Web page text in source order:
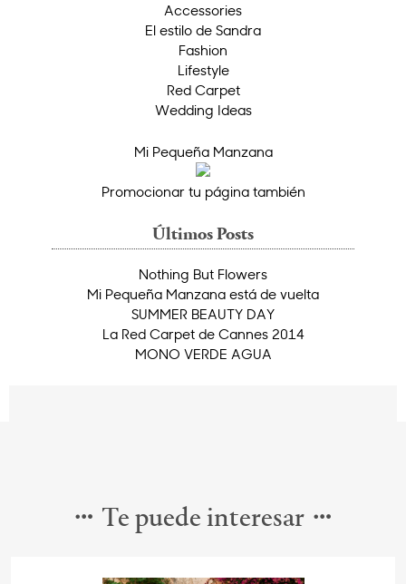
Accessories
El estilo de Sandra
Fashion
Lifestyle
Red Carpet
Wedding Ideas
Mi Pequeña Manzana
Promocionar tu página también
Últimos Posts
Nothing But Flowers
Mi Pequeña Manzana está de vuelta
SUMMER BEAUTY DAY
La Red Carpet de Cannes 2014
MONO VERDE AGUA
Te puede interesar